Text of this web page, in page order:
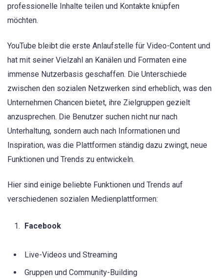
professionelle Inhalte teilen und Kontakte knüpfen
möchten.
YouTube bleibt die erste Anlaufstelle für Video-Content und
hat mit seiner Vielzahl an Kanälen und Formaten eine
immense Nutzerbasis geschaffen. Die Unterschiede
zwischen den sozialen Netzwerken sind erheblich, was den
Unternehmen Chancen bietet, ihre Zielgruppen gezielt
anzusprechen. Die Benutzer suchen nicht nur nach
Unterhaltung, sondern auch nach Informationen und
Inspiration, was die Plattformen ständig dazu zwingt, neue
Funktionen und Trends zu entwickeln.
Hier sind einige beliebte Funktionen und Trends auf
verschiedenen sozialen Medienplattformen:
Facebook
Live-Videos und Streaming
Gruppen und Community-Building